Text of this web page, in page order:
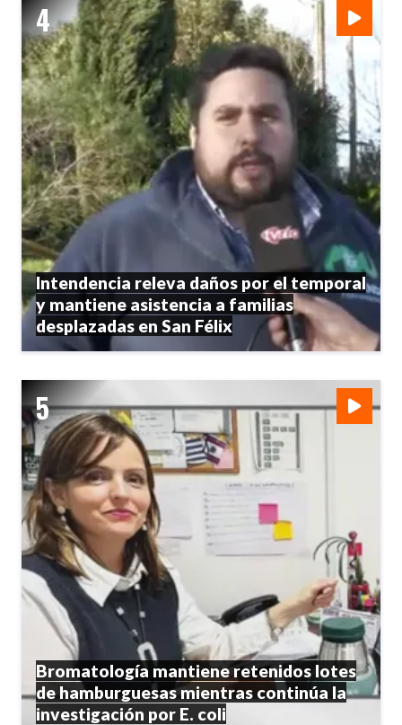
Intendencia releva daños por el temporal
y mantiene asistencia a familias
desplazadas en San Félix
Bromatología mantiene retenidos lotes
de hamburguesas mientras continúa la
investigación por E. coli